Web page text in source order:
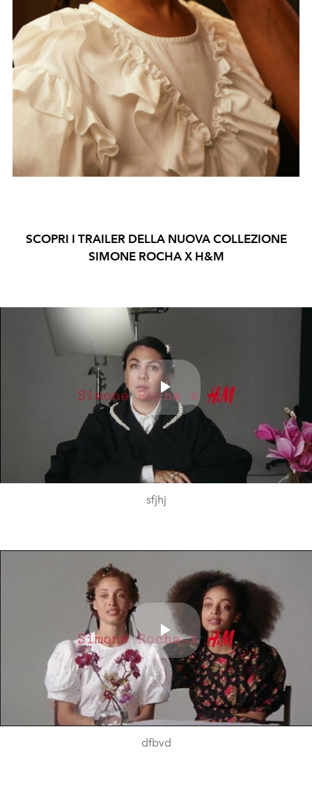
SCOPRI I TRAILER DELLA NUOVA COLLEZIONE
SIMONE ROCHA X H&M
Play
Video
sfjhj
Play
Video
dfbvd